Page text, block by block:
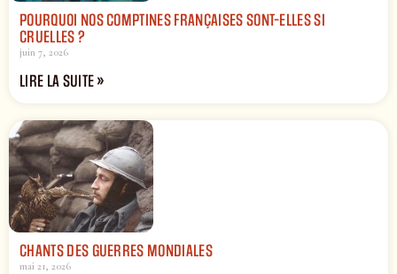
POURQUOI NOS COMPTINES FRANÇAISES SONT-ELLES SI
CRUELLES ?
juin 7, 2026
LIRE LA SUITE »
CHANTS DES GUERRES MONDIALES
mai 21, 2026